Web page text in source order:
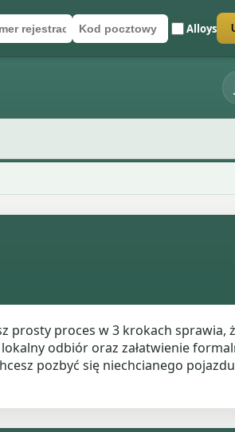
rejestracyjny
pocztowy Alloys
formularz wyceny
prosty proces w 3 krokach sprawia,
odbiór oraz załatwienie
pozbyć się niechcianego